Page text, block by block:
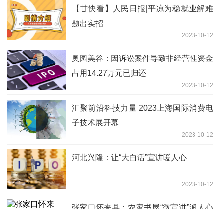
【甘快看】人民日报|平凉为稳就业解难
题出实招
2023-10-12
奥园美谷：因诉讼案件导致非经营性资金
占用14.27万元已归还
2023-10-12
汇聚前沿科技力量 2023上海国际消费电
子技术展开幕
2023-10-12
河北兴隆：让“大白话”宣讲暖人心
2023-10-12
张家口怀来县：农家书屋“微宣讲”润人心